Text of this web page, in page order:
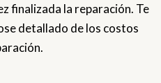
finalizada la reparación. Te
detallado de los costos